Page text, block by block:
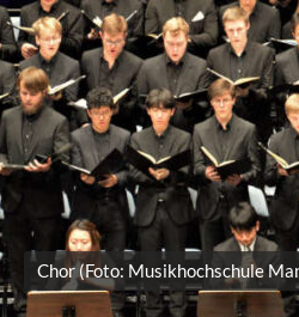
Chor (Foto: Musikhochschule